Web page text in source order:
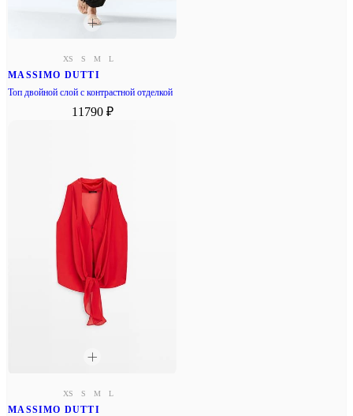
XS S M L
MASSIMO DUTTI
Топ двойной слой с контрастной отделкой
11790 ₽
XS S M L
MASSIMO DUTTI